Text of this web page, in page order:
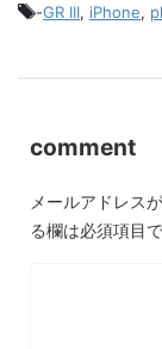
-GR III, iPhone,
comment
メールアドレス
る欄は必須項目